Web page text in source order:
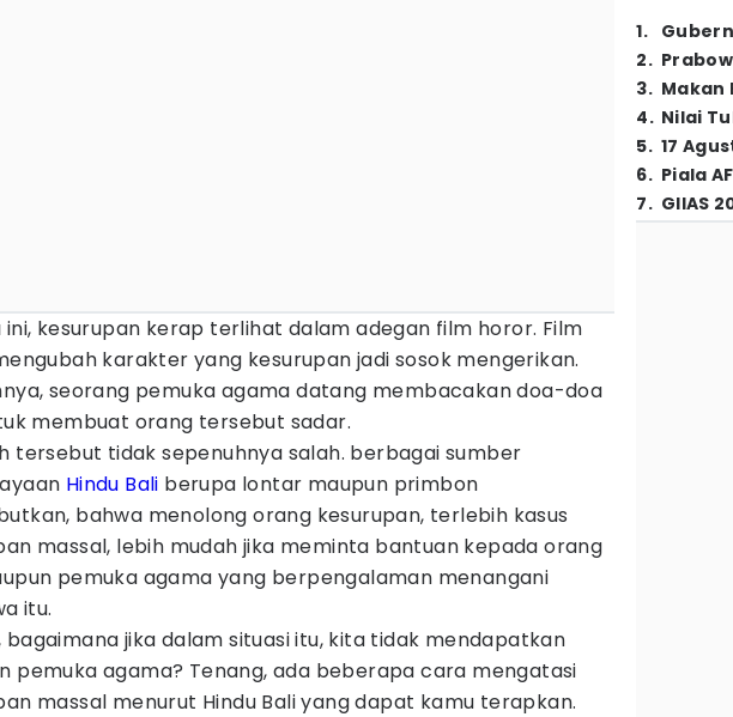
ini, kesurupan kerap terlihat dalam adegan film horor. Film
karakter yang kesurupan jadi sosok mengerikan.
seorang pemuka agama datang membacakan doa-doa
membuat orang tersebut sadar.
tersebut tidak sepenuhnya salah. berbagai sumber
Hindu Bali berupa lontar maupun primbon
bahwa menolong orang kesurupan, terlebih kasus
massal, lebih mudah jika meminta bantuan kepada orang
pemuka agama yang berpengalaman menangani
itu.
bagaimana jika dalam situasi itu, kita tidak mendapatkan
pemuka agama? Tenang, ada beberapa cara mengatasi
massal menurut Hindu Bali yang dapat kamu terapkan.
1.
2.
3. Makan
4. Nilai
5. 17
6. Piala
7. GIIAS